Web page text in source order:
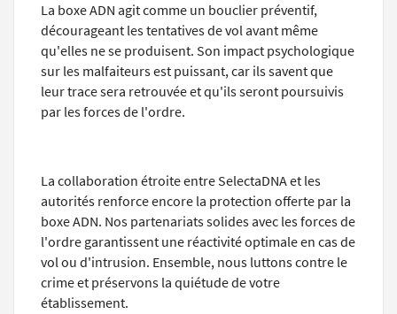
La boxe ADN agit comme un bouclier préventif,
décourageant les tentatives de vol avant même
qu'elles ne se produisent. Son impact psychologique
sur les malfaiteurs est puissant, car ils savent que
leur trace sera retrouvée et qu'ils seront poursuivis
par les forces de l'ordre.
La collaboration étroite entre SelectaDNA et les
autorités renforce encore la protection offerte par la
boxe ADN. Nos partenariats solides avec les forces de
l'ordre garantissent une réactivité optimale en cas de
vol ou d'intrusion. Ensemble, nous luttons contre le
crime et préservons la quiétude de votre
établissement.